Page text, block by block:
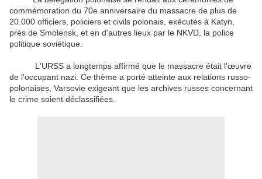
commémoration du 70e anniversaire du massacre de plus de
20.000 officiers, policiers et civils polonais, exécutés à Katyn,
près de Smolensk, et en d'autres lieux par le NKVD, la police
politique soviétique.
L'URSS a longtemps affirmé que le massacre était l'œuvre
de l'occupant nazi. Ce thème a porté atteinte aux relations russo-
polonaises, Varsovie exigeant que les archives russes concernant
le crime soient déclassifiées.